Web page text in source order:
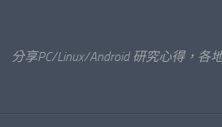
分享PC/Linux/Android 研究心得，